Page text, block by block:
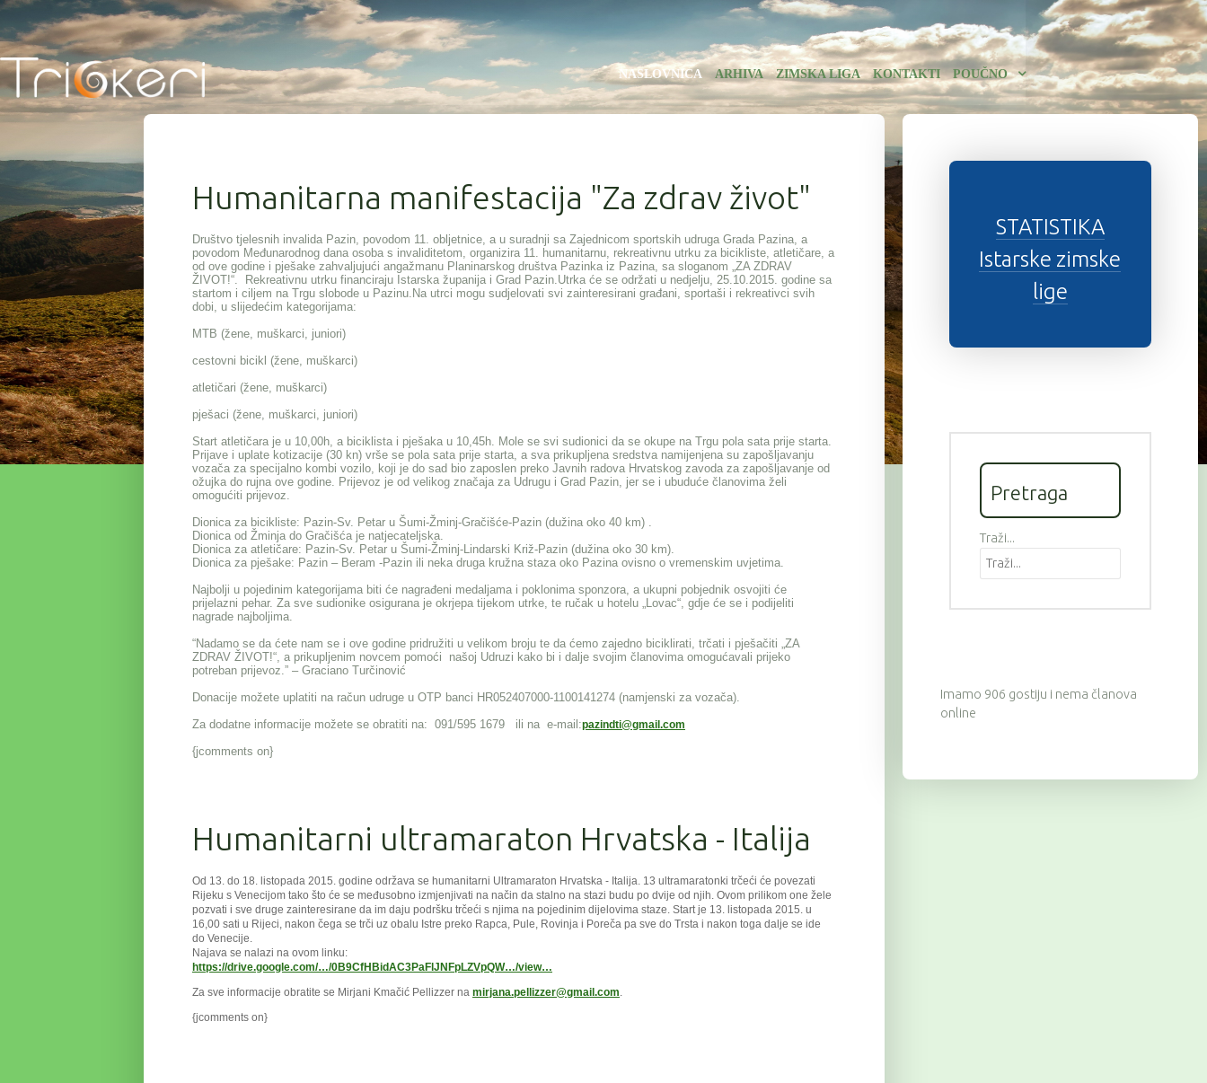
NASLOVNICA ARHIVA ZIMSKA LIGA KONTAKTI POUČNO
Humanitarna manifestacija "Za zdrav život"
Društvo tjelesnih invalida Pazin, povodom 11. obljetnice, a u suradnji sa Zajednicom sportskih udruga Grada Pazina, a
povodom Međunarodnog dana osoba s invaliditetom, organizira 11. humanitarnu, rekreativnu utrku za bicikliste, atletičare, a
od ove godine i pješake zahvaljujući angažmanu Planinarskog društva Pazinka iz Pazina, sa sloganom „ZA ZDRAV
ŽIVOT!“. Rekreativnu utrku financiraju Istarska županija i Grad Pazin.Utrka će se održati u nedjelju, 25.10.2015. godine sa
startom i ciljem na Trgu slobode u Pazinu.Na utrci mogu sudjelovati svi zainteresirani građani, sportaši i rekreativci svih
dobi, u slijedećim kategorijama:
MTB (žene, muškarci, juniori)
cestovni bicikl (žene, muškarci)
atletičari (žene, muškarci)
pješaci (žene, muškarci, juniori)
Start atletičara je u 10,00h, a biciklista i pješaka u 10,45h. Mole se svi sudionici da se okupe na Trgu pola sata prije starta.
Prijave i uplate kotizacije (30 kn) vrše se pola sata prije starta, a sva prikupljena sredstva namijenjena su zapošljavanju
vozača za specijalno kombi vozilo, koji je do sad bio zaposlen preko Javnih radova Hrvatskog zavoda za zapošljavanje od
ožujka do rujna ove godine. Prijevoz je od velikog značaja za Udrugu i Grad Pazin, jer se i ubuduće članovima želi
omogućiti prijevoz.
Dionica za bicikliste: Pazin-Sv. Petar u Šumi-Žminj-Gračišće-Pazin (dužina oko 40 km) .
Dionica od Žminja do Gračišća je natjecateljska.
Dionica za atletičare: Pazin-Sv. Petar u Šumi-Žminj-Lindarski Križ-Pazin (dužina oko 30 km).
Dionica za pješake: Pazin – Beram -Pazin ili neka druga kružna staza oko Pazina ovisno o vremenskim uvjetima.
Najbolji u pojedinim kategorijama biti će nagrađeni medaljama i poklonima sponzora, a ukupni pobjednik osvojiti će
prijelazni pehar. Za sve sudionike osigurana je okrjepa tijekom utrke, te ručak u hotelu „Lovac“, gdje će se i podijeliti
nagrade najboljima.
“Nadamo se da ćete nam se i ove godine pridružiti u velikom broju te da ćemo zajedno biciklirati, trčati i pješačiti „ZA
ZDRAV ŽIVOT!“, a prikupljenim novcem pomoći našoj Udruzi kako bi i dalje svojim članovima omogućavali prijeko
potreban prijevoz.” – Graciano Turčinović
Donacije možete uplatiti na račun udruge u OTP banci HR052407000-1100141274 (namjenski za vozača).
Za dodatne informacije možete se obratiti na: 091/595 1679 ili na e-mail:pazindti@gmail.com
{jcomments on}
Humanitarni ultramaraton Hrvatska - Italija
Od 13. do 18. listopada 2015. godine održava se humanitarni Ultramaraton Hrvatska - Italija. 13 ultramaratonki trčeći će povezati
Rijeku s Venecijom tako što će se međusobno izmjenjivati na način da stalno na stazi budu po dvije od njih. Ovom prilikom one žele
pozvati i sve druge zainteresirane da im daju podršku trčeći s njima na pojedinim dijelovima staze. Start je 13. listopada 2015. u
16,00 sati u Rijeci, nakon čega se trči uz obalu Istre preko Rapca, Pule, Rovinja i Poreča pa sve do Trsta i nakon toga dalje se ide
do Venecije.
Najava se nalazi na ovom linku:
https://drive.google.com/…/0B9CfHBidAC3PaFlJNFpLZVpQW…/view…
Za sve informacije obratite se Mirjani Kmačić Pellizzer na mirjana.pellizzer@gmail.com.
{jcomments on}
STATISTIKA
Istarske zimske
lige
Pretraga
Traži...
Imamo 906 gostiju i nema članova
online